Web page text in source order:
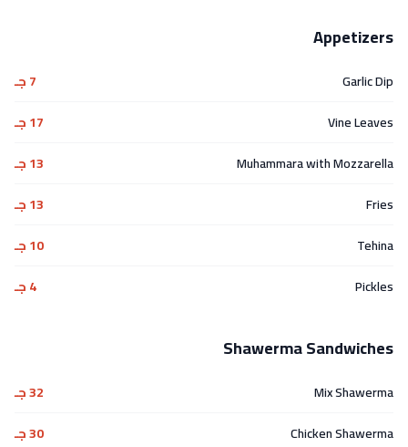
Appetizers
Garlic Dip
7 جـ
Vine Leaves
17 جـ
Muhammara with Mozzarella
13 جـ
Fries
13 جـ
Tehina
10 جـ
Pickles
4 جـ
Shawerma Sandwiches
Mix Shawerma
32 جـ
Chicken Shawerma
30 جـ